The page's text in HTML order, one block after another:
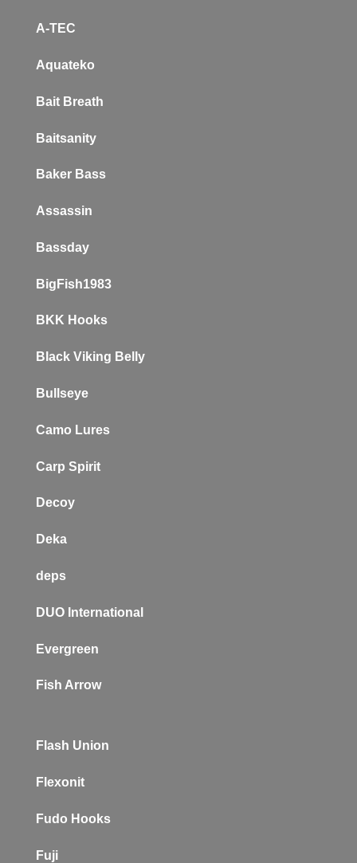
A-TEC
Aquateko
Bait Breath
Baitsanity
Baker Bass
Assassin
Bassday
BigFish1983
BKK Hooks
Black Viking Belly
Bullseye
Camo Lures
Carp Spirit
Decoy
Deka
deps
DUO International
Evergreen
Fish Arrow
Flash Union
Flexonit
Fudo Hooks
Fuji